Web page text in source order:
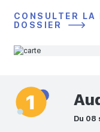
CONSULTER LA
DOSSIER
Du 08